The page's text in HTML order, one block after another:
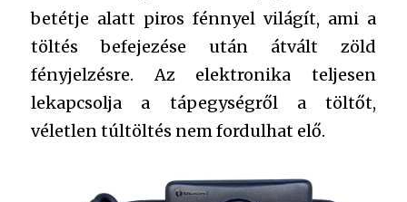
betétje alatt piros fénnyel világít, ami a
töltés befejezése után átvált zöld
fényjelzésre. Az elektronika teljesen
lekapcsolja a tápegységről a töltőt,
véletlen túltöltés nem fordulhat elő.